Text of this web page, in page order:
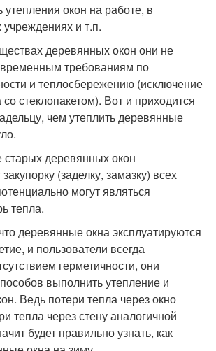
окон на работе, в
и т.п.
деревянных окон они не
требованиям по
и теплосбережению (исключение
стеклопакетом). Вот и приходится
чем утеплить деревянные
деревянных окон
(заделку, замазку) всех
могут являться
тепла.
деревянные окна эксплуатируются
и пользователи всегда
герметичности, они
выполнить утепление и
Ведь потери тепла через окно
тепла через стену аналогичной
будет правильно узнать, как